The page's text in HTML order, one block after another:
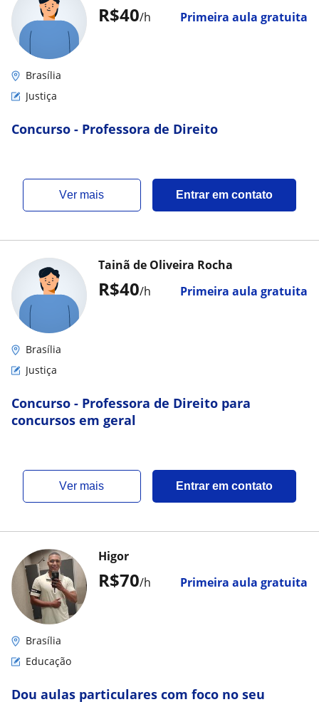
R$40/h Primeira aula gratuita
Brasília
Justiça
Concurso - Professora de Direito
ver mais Entrar em contato
R$40/h Primeira aula gratuita
Tainã de Oliveira Rocha
Brasília
Justiça
Concurso - Professora de Direito para
concursos em geral
ver mais Entrar em contato
R$70/h Primeira aula gratuita
Higor
Brasília
Educação
Dou aulas particulares com foco no seu